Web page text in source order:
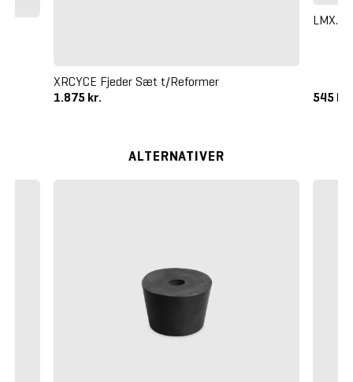
XRCYCE Fjeder Sæt t/Reformer
1.875 kr.
LMX.
545 kr.
ALTERNATIVER